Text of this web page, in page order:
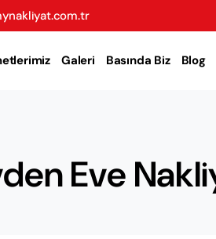
Galeri Basında Biz Blog
Eve